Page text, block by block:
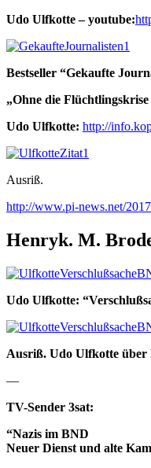
Udo Ulfkotte – youtube:
Bestseller “Gekaufte
„Ohne die
Udo Ulfkotte: http://
Ausriß.
http://www.pi-news.net/
Henryk. M.
Udo Ulfkotte:
Ausriß. Udo Ulfkotte
—
TV-Sender 3sat:
“Nazis im BND
Neuer Dienst und alte